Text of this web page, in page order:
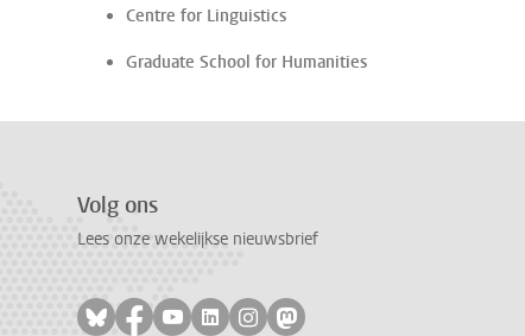
Centre for Linguistics
Graduate School for Humanities
Volg ons
Lees onze wekelijkse nieuwsbrief
Volg ons op bluesky
Volg ons op facebook
Volg ons op youtube
Volg ons op linkedin
Volg ons op instagram
Volg ons op mastodon